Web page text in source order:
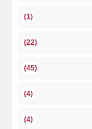
(1)
(22)
(45)
(4)
(4)